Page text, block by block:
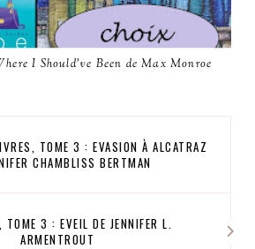
I Should've Been de Max Monroe
TOME 3 : EVASION À ALCATRAZ
CHAMBLISS BERTMAN
TOME 3 : EVEIL DE JENNIFER L.
ARMENTROUT